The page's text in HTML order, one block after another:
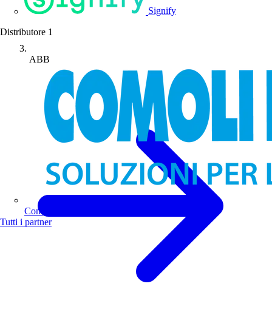
Signify
Distributore 1
Comoli Ferrari
Tutti i partner
ABB